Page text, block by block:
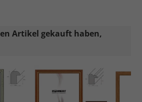
Artikel gekauft haben,